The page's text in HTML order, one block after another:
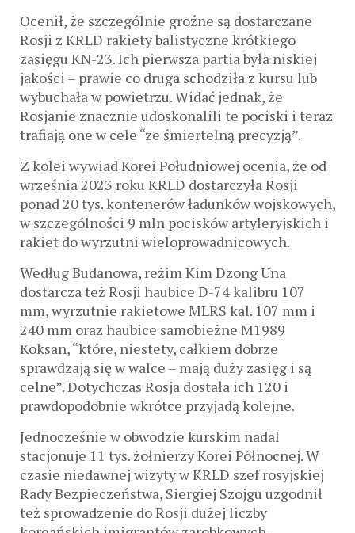
Ocenił, że szczególnie groźne są dostarczane
Rosji z KRLD rakiety balistyczne krótkiego
zasięgu KN-23. Ich pierwsza partia była niskiej
jakości – prawie co druga schodziła z kursu lub
wybuchała w powietrzu. Widać jednak, że
Rosjanie znacznie udoskonalili te pociski i teraz
trafiają one w cele “ze śmiertelną precyzją”.
Z kolei wywiad Korei Południowej ocenia, że od
września 2023 roku KRLD dostarczyła Rosji
ponad 20 tys. kontenerów ładunków wojskowych,
w szczególności 9 mln pocisków artyleryjskich i
rakiet do wyrzutni wieloprowadnicowych.
Według Budanowa, reżim Kim Dzong Una
dostarcza też Rosji haubice D-74 kalibru 107
mm, wyrzutnie rakietowe MLRS kal. 107 mm i
240 mm oraz haubice samobieżne M1989
Koksan, “które, niestety, całkiem dobrze
sprawdzają się w walce – mają duży zasięg i są
celne”. Dotychczas Rosja dostała ich 120 i
prawdopodobnie wkrótce przyjadą kolejne.
Jednocześnie w obwodzie kurskim nadal
stacjonuje 11 tys. żołnierzy Korei Północnej. W
czasie niedawnej wizyty w KRLD szef rosyjskiej
Rady Bezpieczeństwa, Siergiej Szojgu uzgodnił
też sprowadzenie do Rosji dużej liczby